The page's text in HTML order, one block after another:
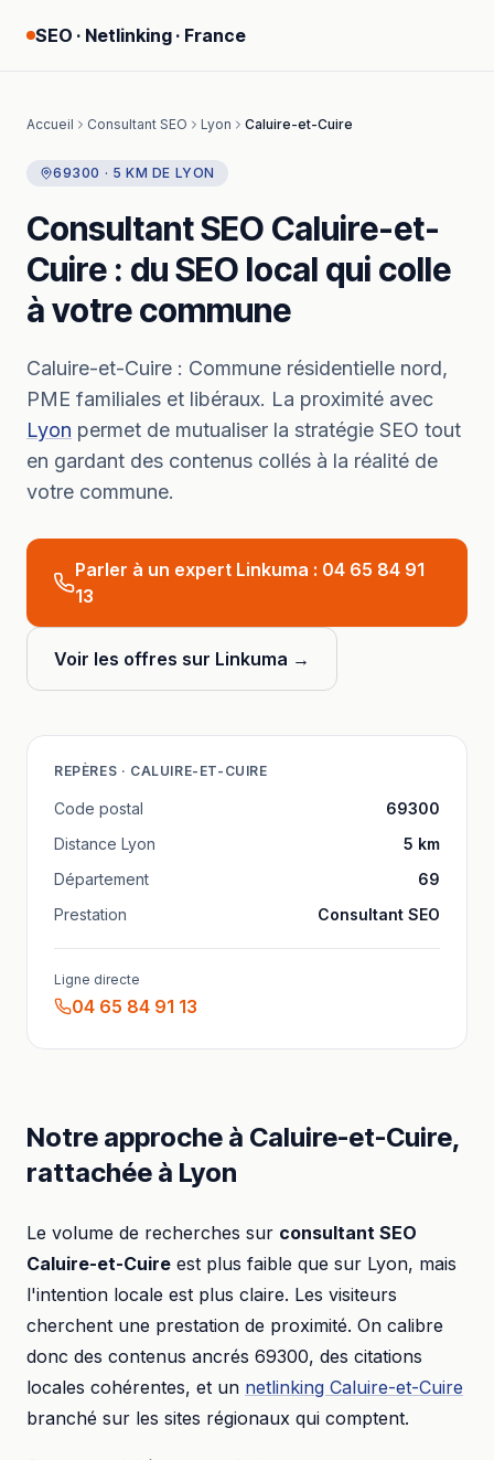
SEO · Netlinking · France
Accueil Consultant SEO Lyon Caluire-et-Cuire
69300 · 5 KM DE LYON
Consultant SEO Caluire-et-
Cuire : du SEO local qui colle
à votre commune
Caluire-et-Cuire : Commune résidentielle nord,
PME familiales et libéraux. La proximité avec
Lyon permet de mutualiser la stratégie SEO tout
en gardant des contenus collés à la réalité de
votre commune.
Parler à un expert Linkuma : 04 65 84 91
13
Voir les offres sur Linkuma →
REPÈRES · CALUIRE-ET-CUIRE
Code postal
69300
Distance Lyon 5 km
Département
69
Prestation
Consultant SEO
Ligne directe
04 65 84 91 13
Notre approche à Caluire-et-Cuire,
rattachée à Lyon
Le volume de recherches sur consultant SEO
Caluire-et-Cuire est plus faible que sur Lyon, mais
l'intention locale est plus claire. Les visiteurs
cherchent une prestation de proximité. On calibre
donc des contenus ancrés 69300, des citations
locales cohérentes, et un netlinking Caluire-et-Cuire
branché sur les sites régionaux qui comptent.